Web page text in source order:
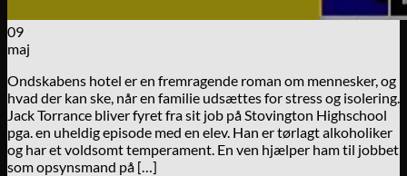
09
maj
Ondskabens hotel er en fremragende roman om mennesker, og
hvad der kan ske, når en familie udsættes for stress og isolering.
Jack Torrance bliver fyret fra sit job på Stovington Highschool
pga. en uheldig episode med en elev. Han er tørlagt alkoholiker
og har et voldsomt temperament. En ven hjælper ham til jobbet
som opsynsmand på […]